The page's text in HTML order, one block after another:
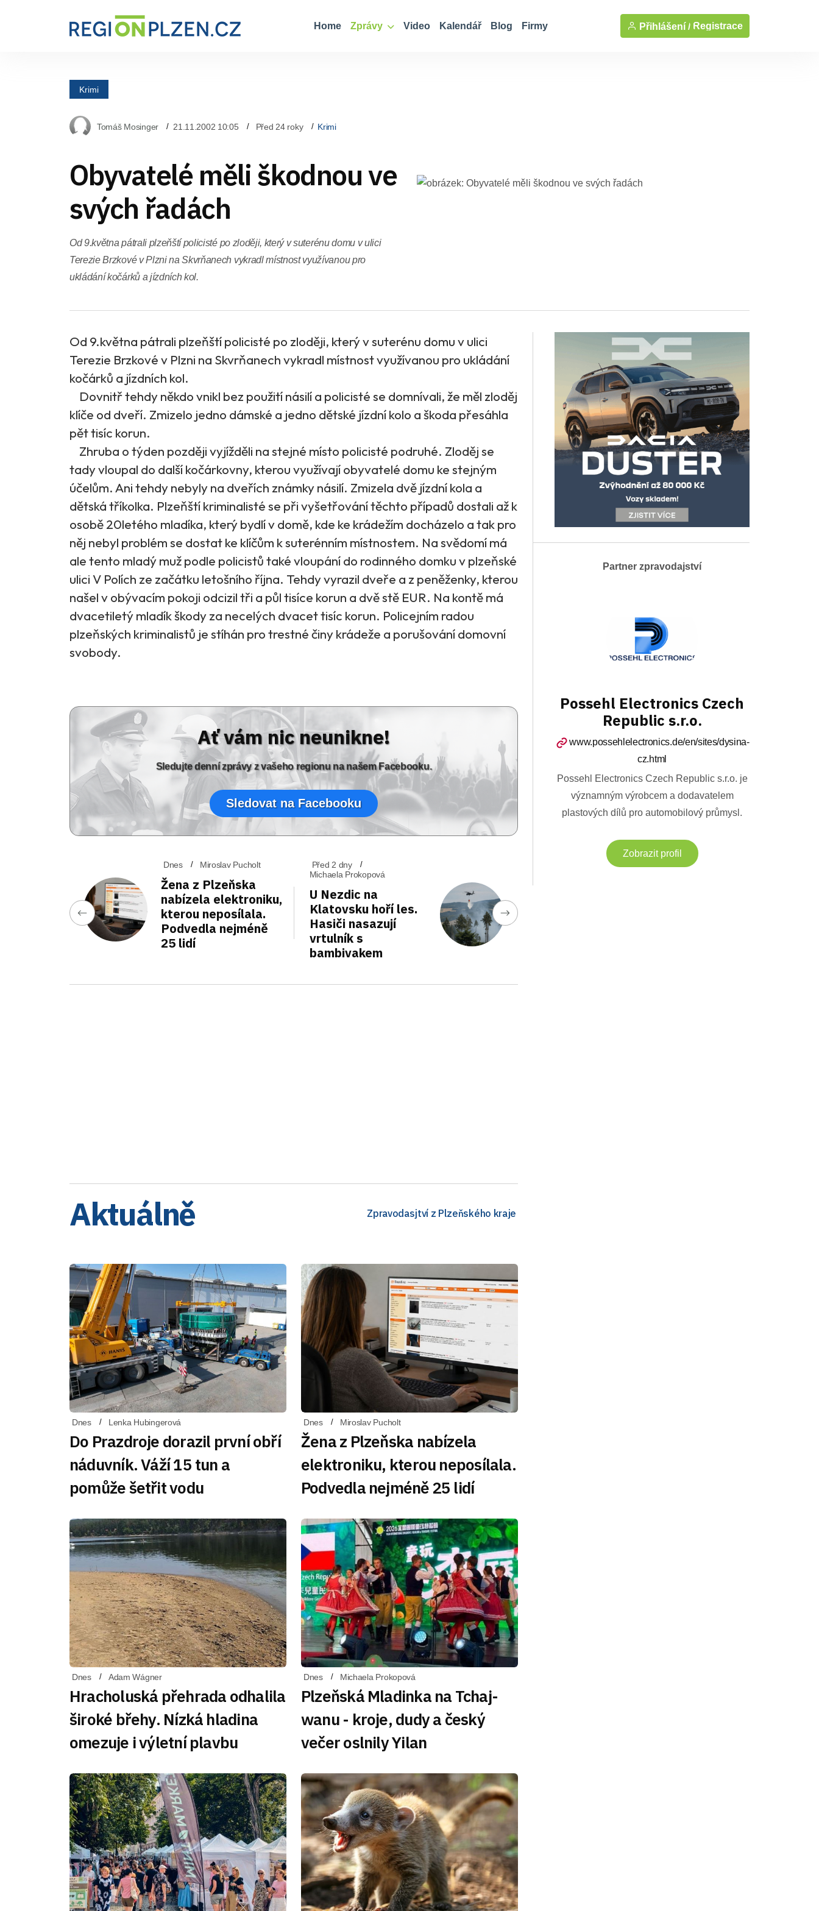
Home Zprávy Video Kalendář Blog Firmy Přihlášení / Registrace
Krimi
Tomáš Mosinger 21.11.2002 10:05 Před 24 roky Krimi
Obyvatelé měli škodnou ve
svých řadách
Od 9.května pátrali plzeňští policisté po zloději, který v suterénu domu v ulici
Terezie Brzkové v Plzni na Skvrňanech vykradl místnost využívanou pro
ukládání kočárků a jízdních kol.
Od 9.května pátrali plzeňští policisté po zloději, který v suterénu domu v ulici
Terezie Brzkové v Plzni na Skvrňanech vykradl místnost využívanou pro ukládání
kočárků a jízdních kol.
Dovnitř tehdy někdo vnikl bez použití násilí a policisté se domnívali, že měl zloděj
klíče od dveří. Zmizelo jedno dámské a jedno dětské jízdní kolo a škoda přesáhla
pět tisíc korun.
Zhruba o týden později vyjížděli na stejné místo policisté podruhé. Zloděj se
tady vloupal do další kočárkovny, kterou využívají obyvatelé domu ke stejným
účelům. Ani tehdy nebyly na dveřích známky násilí. Zmizela dvě jízdní kola a
dětská tříkolka. Plzeňští kriminalisté se při vyšetřování těchto případů dostali až k
osobě 20letého mladíka, který bydlí v domě, kde ke krádežím docházelo a tak pro
něj nebyl problém se dostat ke klíčům k suterénním místnostem. Na svědomí má
ale tento mladý muž podle policistů také vloupání do rodinného domku v plzeňské
ulici V Polích ze začátku letošního října. Tehdy vyrazil dveře a z peněženky, kterou
našel v obývacím pokoji odcizil tři a půl tisíce korun a dvě stě EUR. Na kontě má
dvacetiletý mladík škody za necelých dvacet tisíc korun. Policejním radou
plzeňských kriminalistů je stíhán pro trestné činy krádeže a porušování domovní
svobody.
Ať vám nic neunikne!
Sledujte denní zprávy z vašeho regionu na našem Facebooku.
Sledovat na Facebooku
Dnes Miroslav Pucholt
Žena z Plzeňska
nabízela elektroniku,
kterou neposílala.
Podvedla nejméně
25 lidí
Před 2 dny
Michaela Prokopová
U Nezdic na
Klatovsku hoří les.
Hasiči nasazují
vrtulník s
bambivakem
Aktuálně Zpravodasjtví z Plzeňského kraje
Dnes Lenka Hubingerová
Do Prazdroje dorazil první obří
náduvník. Váží 15 tun a
pomůže šetřit vodu
Dnes Miroslav Pucholt
Žena z Plzeňska nabízela
elektroniku, kterou neposílala.
Podvedla nejméně 25 lidí
Dnes Adam Wágner
Hracholuská přehrada odhalila
široké břehy. Nízká hladina
omezuje i výletní plavbu
Dnes Michaela Prokopová
Plzeňská Mladinka na Tchaj-
wanu - kroje, dudy a český
večer oslnily Yilan
Partner zpravodajství
Possehl Electronics Czech
Republic s.r.o.
www.possehlelectronics.de/en/sites/dysina-
cz.html
Possehl Electronics Czech Republic s.r.o. je
významným výrobcem a dodavatelem
plastových dílů pro automobilový průmysl.
Zobrazit profil